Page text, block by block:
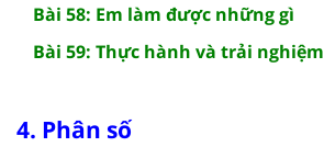
Bài 58: Em làm được những gì
Bài 59: Thực hành và trải nghiệm
4. Phân số